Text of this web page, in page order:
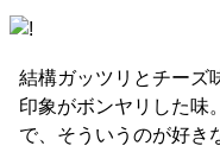
結構ガッツリとチーズ
印象がボンヤリした味
で、そういうのが好き